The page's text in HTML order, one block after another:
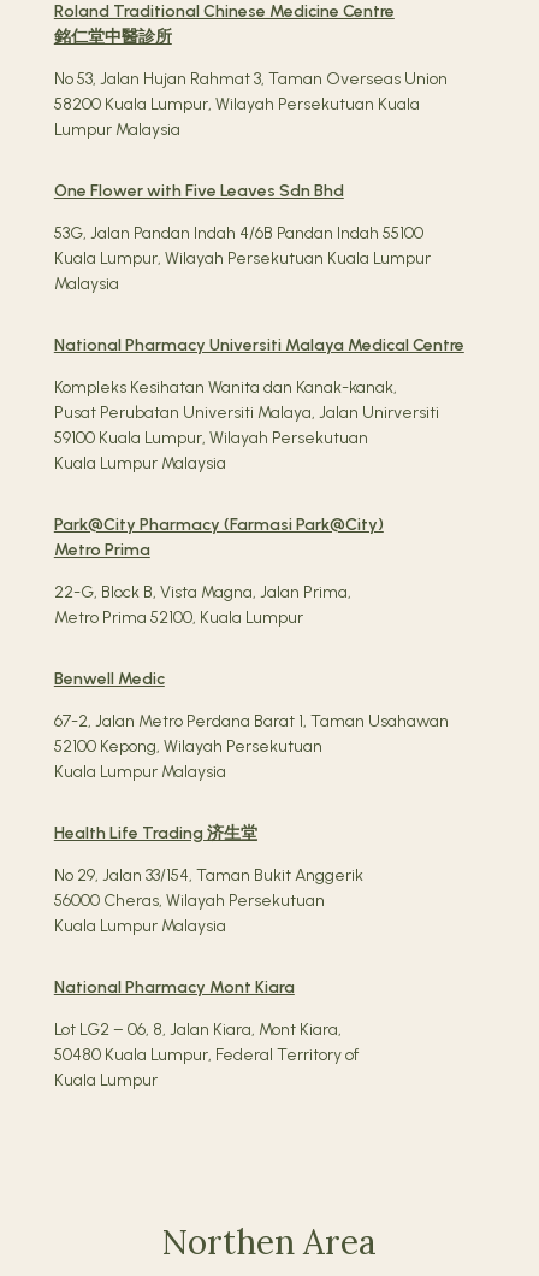
Roland Traditional Chinese Medicine Centre
銘仁堂中醫診所
No 53, Jalan Hujan Rahmat 3, Taman Overseas Union
58200 Kuala Lumpur, Wilayah Persekutuan Kuala
Lumpur Malaysia
One Flower with Five Leaves Sdn Bhd
53G, Jalan Pandan Indah 4/6B Pandan Indah 55100
Kuala Lumpur, Wilayah Persekutuan Kuala Lumpur
Malaysia
National Pharmacy Universiti Malaya Medical Centre
Kompleks Kesihatan Wanita dan Kanak-kanak,
Pusat Perubatan Universiti Malaya, Jalan Unirversiti
59100 Kuala Lumpur, Wilayah Persekutuan
Kuala Lumpur Malaysia
Park@City Pharmacy (Farmasi Park@City)
Metro Prima
22-G, Block B, Vista Magna, Jalan Prima,
Metro Prima 52100, Kuala Lumpur
Benwell Medic
67-2, Jalan Metro Perdana Barat 1, Taman Usahawan
52100 Kepong, Wilayah Persekutuan
Kuala Lumpur Malaysia
Health Life Trading 济生堂
No 29, Jalan 33/154, Taman Bukit Anggerik
56000 Cheras, Wilayah Persekutuan
Kuala Lumpur Malaysia
National Pharmacy Mont Kiara
Lot LG2 – 06, 8, Jalan Kiara, Mont Kiara,
50480 Kuala Lumpur, Federal Territory of
Kuala Lumpur
Northen Area